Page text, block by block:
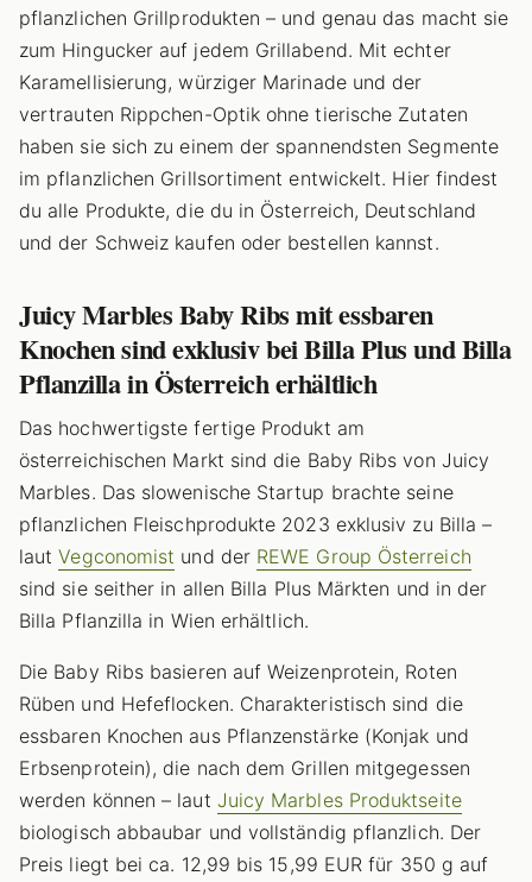
pflanzlichen Grillprodukten – und genau das macht sie
zum Hingucker auf jedem Grillabend. Mit echter
Karamellisierung, würziger Marinade und der
vertrauten Rippchen-Optik ohne tierische Zutaten
haben sie sich zu einem der spannendsten Segmente
im pflanzlichen Grillsortiment entwickelt. Hier findest
du alle Produkte, die du in Österreich, Deutschland
und der Schweiz kaufen oder bestellen kannst.
Juicy Marbles Baby Ribs mit essbaren
Knochen sind exklusiv bei Billa Plus und Billa
Pflanzilla in Österreich erhältlich
Das hochwertigste fertige Produkt am
österreichischen Markt sind die Baby Ribs von Juicy
Marbles. Das slowenische Startup brachte seine
pflanzlichen Fleischprodukte 2023 exklusiv zu Billa –
lautVegconomist und der REWE Group Österreich
sind sie seither in allen Billa Plus Märkten und in der
Billa Pflanzilla in Wien erhältlich.
Die Baby Ribs basieren auf Weizenprotein, Roten
Rüben und Hefeflocken. Charakteristisch sind die
essbaren Knochen aus Pflanzenstärke (Konjak und
Erbsenprotein), die nach dem Grillen mitgegessen
werden können – laut Juicy Marbles Produktseite
biologisch abbaubar und vollständig pflanzlich. Der
Preis liegt bei ca. 12,99 bis 15,99 EUR für 350 g auf